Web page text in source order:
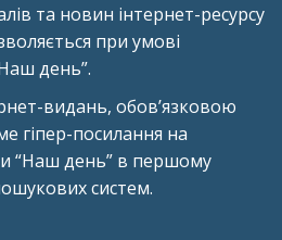
та новин інтернет-ресурсу
при умові
день”.
видань, обов’язковою
гіпер-посилання на
“Наш день” в першому
систем.